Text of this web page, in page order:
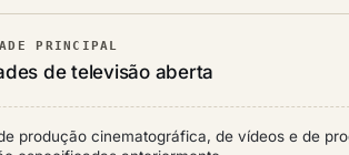
PRINCIPAL
de televisão aberta
produção cinematográfica, de vídeos e de